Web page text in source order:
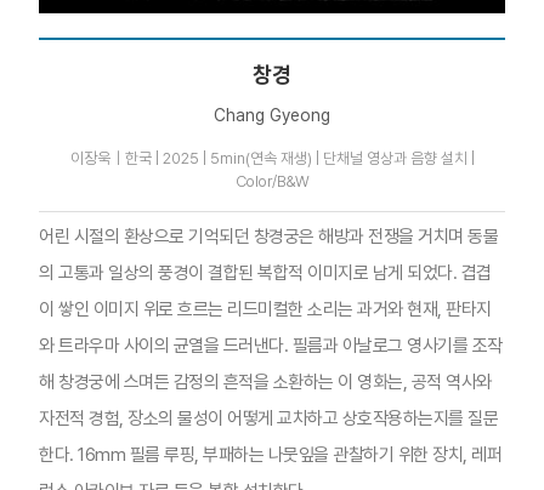
창경
Chang Gyeong
이장욱｜한국 | 2025 | 5min(연속 재생) | 단채널 영상과 음향 설치 |
Color/B&W
어린 시절의 환상으로 기억되던 창경궁은 해방과 전쟁을 거치며 동물
의 고통과 일상의 풍경이 결합된 복합적 이미지로 남게 되었다. 겹겹
이 쌓인 이미지 위로 흐르는 리드미컬한 소리는 과거와 현재, 판타지
와 트라우마 사이의 균열을 드러낸다. 필름과 아날로그 영사기를 조작
해 창경궁에 스며든 감정의 흔적을 소환하는 이 영화는, 공적 역사와
자전적 경험, 장소의 물성이 어떻게 교차하고 상호작용하는지를 질문
한다. 16mm 필름 루핑, 부패하는 나뭇잎을 관찰하기 위한 장치, 레퍼